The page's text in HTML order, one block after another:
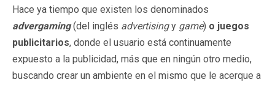
Hace ya tiempo que existen los denominados
advergaming (del inglés advertisingy game) o juegos
publicitarios, donde el usuario está continuamente
expuesto a la publicidad, más que en ningún otro medio,
buscando crear un ambiente en el mismo que le acerque a